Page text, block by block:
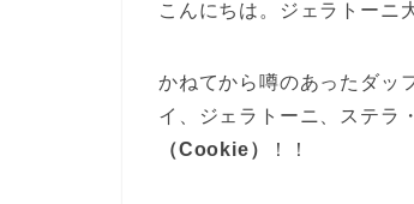
こんにちは。ジェラトーニ
かねてから噂のあったダッ
イ、ジェラトーニ、ステラ
（Cookie）
！！